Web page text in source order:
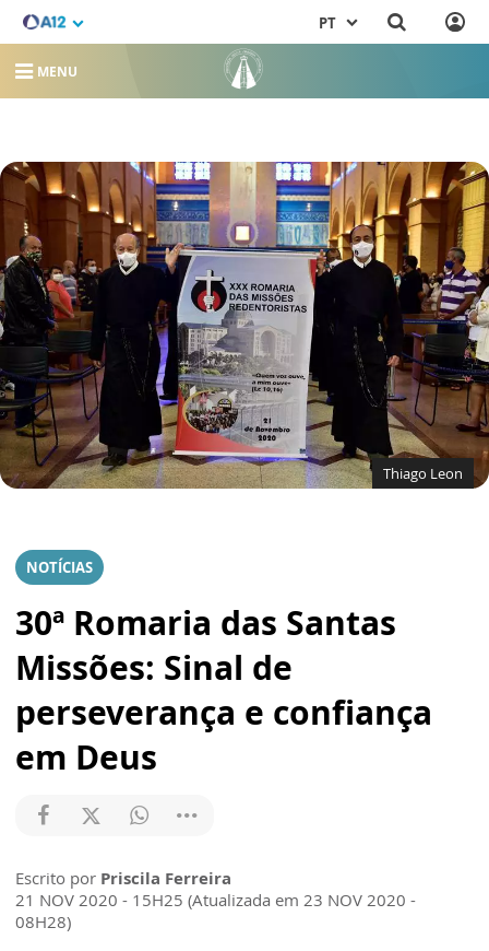
PT
MENU
Thiago Leon
NOTÍCIAS
30ª Romaria das Santas
Missões: Sinal de
perseverança e confiança
em Deus
Escrito por Priscila Ferreira
21 NOV 2020 - 15H25 (Atualizada em 23 NOV 2020 -
08H28)